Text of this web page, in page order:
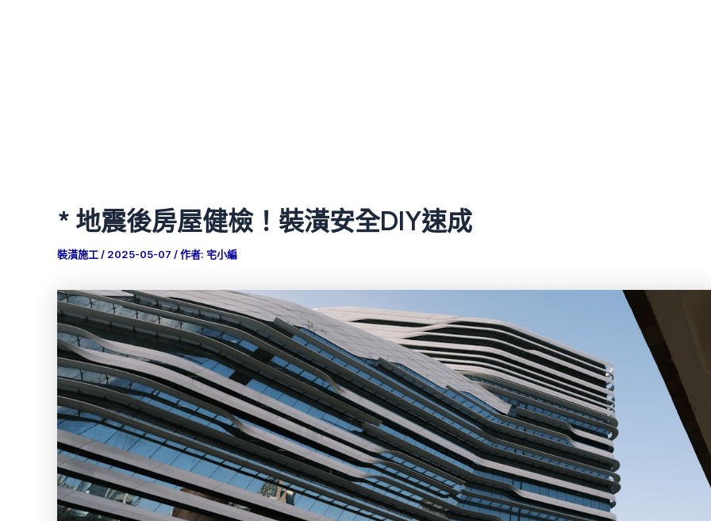
* 地震後房屋健檢！裝潢安全DIY速成
裝潢施工/ 2025-05-07 / 作者: 宅小編